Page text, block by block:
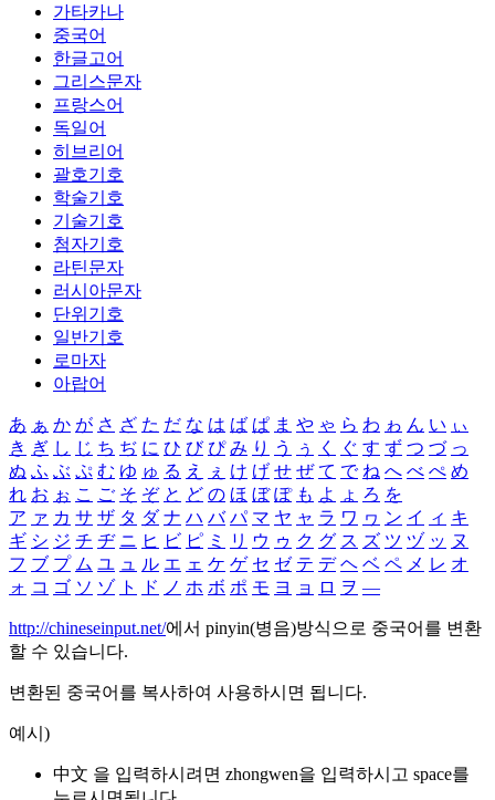
가타카나
중국어
한글고어
그리스문자
프랑스어
독일어
히브리어
괄호기호
학술기호
기술기호
첨자기호
라틴문자
러시아문자
단위기호
일반기호
로마자
아랍어
あ ぁ か が さ ざ た だ な は ば ぱ ま や ゃ ら わ ゎ ん い ぃ
き ぎ し じ ち ぢ に ひ び ぴ み り う ぅ く ぐ す ず つ づ っ
ぬ ふ ぶ ぷ む ゆ ゅ る え ぇ け げ せ ぜ て で ね へ べ ぺ め
れ お ぉ こ ご そ ぞ と ど の ほ ぼ ぽ も よ ょ ろ を
ア ァ カ サ ザ タ ダ ナ ハ バ パ マ ヤ ャ ラ ワ ヮ ン イ ィ キ
ギ シ ジ チ ヂ ニ ヒ ビ ピ ミ リ ウ ゥ ク グ ス ズ ツ ヅ ッ ヌ
フ ブ プ ム ユ ュ ル エ ェ ケ ゲ セ ゼ テ デ ヘ ベ ペ メ レ オ
ォ コ ゴ ソ ゾ ト ド ノ ホ ボ ポ モ ヨ ョ ロ ヲ ―
http://chineseinput.net/에서 pinyin(병음)방식으로 중국어를 변환
할 수 있습니다.
변환된 중국어를 복사하여 사용하시면 됩니다.
예시)
中文 을 입력하시려면 zhongwen을 입력하시고 space를